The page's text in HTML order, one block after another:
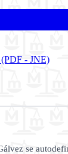
- JNE)
se